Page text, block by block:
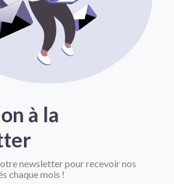
à la
newsletter pour recevoir nos
chaque mois !